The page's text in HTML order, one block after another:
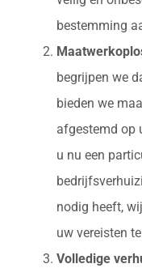
bestemming
begrijpen we
bieden we
afgestemd op
u nu een
nodig heeft,
uw vereisten
Volledige